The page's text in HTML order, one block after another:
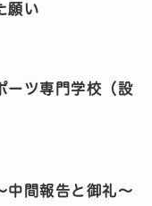
願い
ーツ専門学校（設
中間報告と御礼～